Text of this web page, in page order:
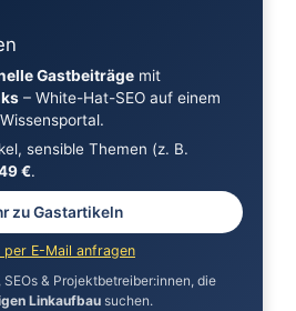
Gastbeiträgemit
– White-Hat-SEO auf einem
sensible Themen (z. B.
€.
zu Gastartikeln
per E-Mail anfragen
& Projektbetreiber:innen, die
Linkaufbau suchen.